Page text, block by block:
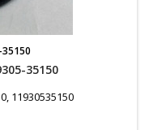
35150
11930535150